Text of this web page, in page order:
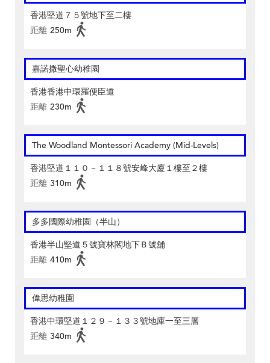
香港堅道７５號地下至二樓
距離 250m
嘉諾撒聖心幼稚園
香港香港中環羅便臣道
距離 230m
The Woodland Montessori Academy (Mid-Levels)
香港堅道１１０－１１８號安峰大廈１樓至２樓
距離 310m
多多國際幼稚園（半山）
香港半山堅道５號寶林閣地下Ｂ號舖
距離 410m
偉思幼稚園
香港中環堅道１２９－１３３號地庫一至三層
距離 340m